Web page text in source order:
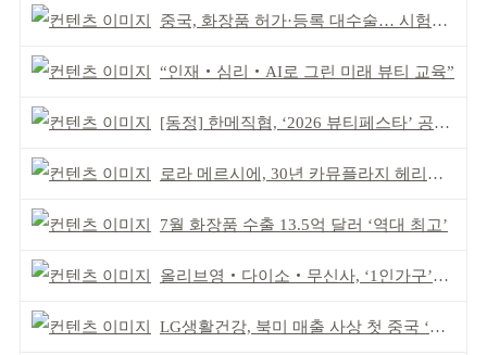
중국, 화장품 허가·등록 대수술… 시험자료 공용 허용
“인재‧심리‧AI로 그린 미래 뷰티 교육”
[동정] 한메직협, ‘2026 뷰티페스타’ 공동 주최
로라 메르시에, 30년 카뮤플라지 헤리티지 담아
7월 화장품 수출 13.5억 달러 ‘역대 최고’
올리브영‧다이소‧무신사, ‘1인가구’가 이끈다
LG생활건강, 북미 매출 사상 첫 중국 ‘추월’